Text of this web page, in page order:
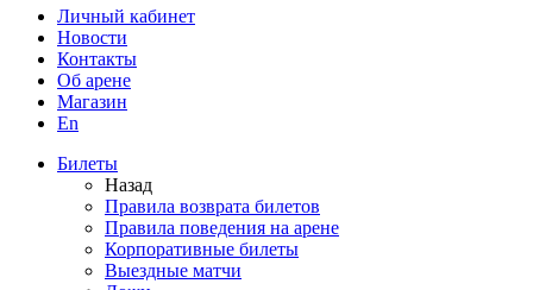
Личный кабинет
Новости
Контакты
Об арене
Магазин
En
Билеты
Назад
Правила возврата билетов
Правила поведения на арене
Корпоративные билеты
Выездные матчи